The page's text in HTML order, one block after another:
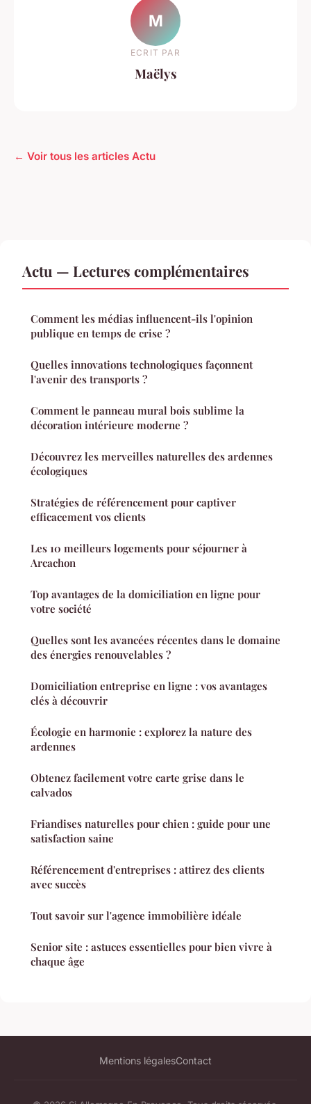
M
ECRIT PAR
Maëlys
← Voir tous les articles Actu
Actu — Lectures complémentaires
Comment les médias influencent-ils l'opinion
publique en temps de crise ?
Quelles innovations technologiques façonnent
l'avenir des transports ?
Comment le panneau mural bois sublime la
décoration intérieure moderne ?
Découvrez les merveilles naturelles des ardennes
écologiques
Stratégies de référencement pour captiver
efficacement vos clients
Les 10 meilleurs logements pour séjourner à
Arcachon
Top avantages de la domiciliation en ligne pour
votre société
Quelles sont les avancées récentes dans le domaine
des énergies renouvelables ?
Domiciliation entreprise en ligne : vos avantages
clés à découvrir
Écologie en harmonie : explorez la nature des
ardennes
Obtenez facilement votre carte grise dans le
calvados
Friandises naturelles pour chien : guide pour une
satisfaction saine
Référencement d'entreprises : attirez des clients
avec succès
Tout savoir sur l'agence immobilière idéale
Senior site : astuces essentielles pour bien vivre à
chaque âge
Mentions légalesContact